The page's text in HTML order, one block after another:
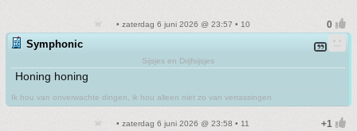
• zaterdag 6 juni 2026 @ 23:57 • 10
Symphonic
Sijsjes en Drijfsijsjes
Honing honing
Ik hou van onverwachte dingen, ik hou alleen niet zo van verrassingen
• zaterdag 6 juni 2026 @ 23:58 • 11